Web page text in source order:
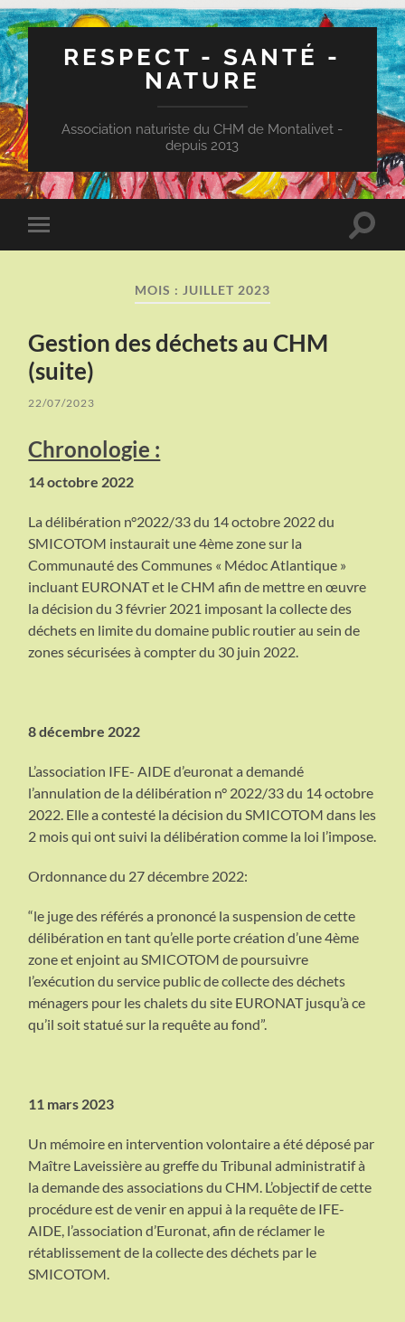
RESPECT - SANTÉ -
NATURE
Association naturiste du CHM de Montalivet -
depuis 2013
Toggle
mobile
Toggle
MOIS : JUILLET 2023
Gestion des déchets au CHM
(suite)
22/07/2023
Chronologie :
14 octobre 2022
La délibération n°2022/33 du 14 octobre 2022 du
SMICOTOM instaurait une 4ème zone sur la
Communauté des Communes « Médoc Atlantique »
incluant EURONAT et le CHM afin de mettre en œuvre
la décision du 3 février 2021 imposant la collecte des
déchets en limite du domaine public routier au sein de
zones sécurisées à compter du 30 juin 2022.
8 décembre 2022
L’association IFE- AIDE d’euronat a demandé
l’annulation de la délibération n° 2022/33 du 14 octobre
2022. Elle a contesté la décision du SMICOTOM dans les
2 mois qui ont suivi la délibération comme la loi l’impose.
Ordonnance du 27 décembre 2022:
“le juge des référés a prononcé la suspension de cette
délibération en tant qu’elle porte création d’une 4ème
zone et enjoint au SMICOTOM de poursuivre
l’exécution du service public de collecte des déchets
ménagers pour les chalets du site EURONAT jusqu’à ce
qu’il soit statué sur la requête au fond”.
11 mars 2023
Un mémoire en intervention volontaire a été déposé par
Maître Laveissière au greffe du Tribunal administratif à
la demande des associations du CHM. L’objectif de cette
procédure est de venir en appui à la requête de IFE-
AIDE, l’association d’Euronat, afin de réclamer le
rétablissement de la collecte des déchets par le
SMICOTOM.